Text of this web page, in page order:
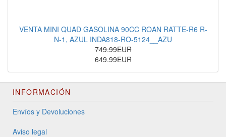
VENTA MINI QUAD GASOLINA 90CC ROAN RATTE-R6 R-
N-1, AZUL INDA818-RO-5124__AZU
749.99EUR
649.99EUR
INFORMACIÓN
Envíos y Devoluciones
Aviso legal